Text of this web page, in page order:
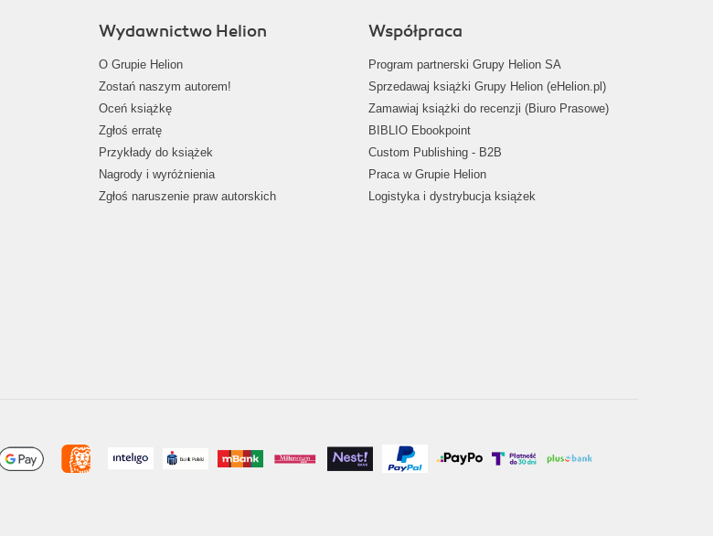
Wydawnictwo Helion
O Grupie Helion
Zostań naszym autorem!
Oceń książkę
Zgłoś erratę
Przykłady do książek
Nagrody i wyróżnienia
Zgłoś naruszenie praw autorskich
Współpraca
Program partnerski Grupy Helion SA
Sprzedawaj książki Grupy Helion (eHelion.pl)
Zamawiaj książki do recenzji (Biuro Prasowe)
BIBLIO Ebookpoint
Custom Publishing - B2B
Praca w Grupie Helion
Logistyka i dystrybucja książek